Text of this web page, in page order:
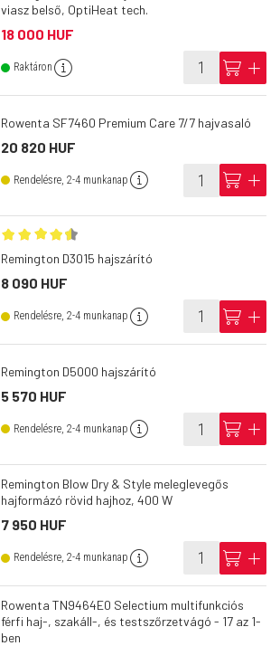
viasz belső, OptiHeat tech.
18 000 HUF
Raktáron info cart add
Rowenta SF7460 Premium Care 7/7 hajvasaló
20 820 HUF
Rendelésre, 2-4 munkanap info cart add
Remington D3015 hajszárító
8 090 HUF
Rendelésre, 2-4 munkanap info cart add
Remington D5000 hajszárító
5 570 HUF
Rendelésre, 2-4 munkanap info cart add
Remington Blow Dry & Style meleglevegős
hajformázó rövid hajhoz, 400 W
7 950 HUF
Rendelésre, 2-4 munkanap info cart add
Rowenta TN9464E0 Selectium multifunkciós
férfi haj-, szakáll-, és testszőrzetvágó - 17 az 1-
ben